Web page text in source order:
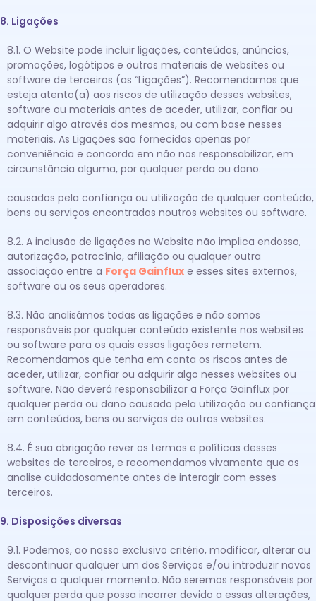
8. Ligações
8.1. O Website pode incluir ligações, conteúdos, anúncios,
promoções, logótipos e outros materiais de websites ou
software de terceiros (as “Ligações”). Recomendamos que
esteja atento(a) aos riscos de utilização desses websites,
software ou materiais antes de aceder, utilizar, confiar ou
adquirir algo através dos mesmos, ou com base nesses
materiais. As Ligações são fornecidas apenas por
conveniência e concorda em não nos responsabilizar, em
circunstância alguma, por qualquer perda ou dano.
causados pela confiança ou utilização de qualquer conteúdo,
bens ou serviços encontrados noutros websites ou software.
8.2. A inclusão de ligações no Website não implica endosso,
autorização, patrocínio, afiliação ou qualquer outra
associação entre a Força Gainflux e esses sites externos,
software ou os seus operadores.
8.3. Não analisámos todas as ligações e não somos
responsáveis por qualquer conteúdo existente nos websites
ou software para os quais essas ligações remetem.
Recomendamos que tenha em conta os riscos antes de
aceder, utilizar, confiar ou adquirir algo nesses websites ou
software. Não deverá responsabilizar a Força Gainflux por
qualquer perda ou dano causado pela utilização ou confiança
em conteúdos, bens ou serviços de outros websites.
8.4. É sua obrigação rever os termos e políticas desses
websites de terceiros, e recomendamos vivamente que os
analise cuidadosamente antes de interagir com esses
terceiros.
9. Disposições diversas
9.1. Podemos, ao nosso exclusivo critério, modificar, alterar ou
descontinuar qualquer um dos Serviços e/ou introduzir novos
Serviços a qualquer momento. Não seremos responsáveis por
qualquer perda que possa incorrer devido a essas alterações,